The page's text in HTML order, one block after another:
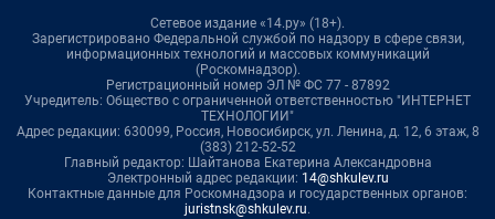
Сетевое издание «14.ру» (18+).
Зарегистрировано Федеральной службой по надзору в сфере связи,
информационных технологий и массовых коммуникаций
(Роскомнадзор).
Регистрационный номер ЭЛ № ФС 77 - 87892
Учредитель: Общество с ограниченной ответственностью "ИНТЕРНЕТ
ТЕХНОЛОГИИ"
Адрес редакции: 630099, Россия, Новосибирск, ул. Ленина, д. 12, 6 этаж, 8
(383) 212-52-52
Главный редактор: Шайтанова Екатерина Александровна
Электронный адрес редакции: 14@shkulev.ru
Контактные данные для Роскомнадзора и государственных органов:
juristnsk@shkulev.ru.